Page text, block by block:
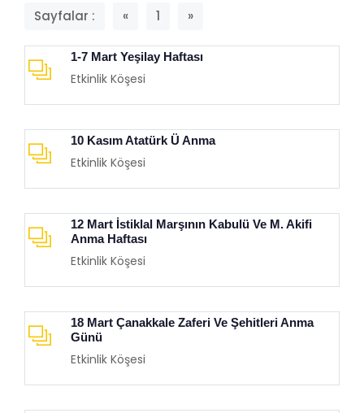
Sayfalar : « 1 »
1-7 Mart Yeşilay Haftası
Etkinlik Köşesi
10 Kasım Atatürk Ü Anma
Etkinlik Köşesi
12 Mart İstiklal Marşının Kabulü Ve M. Akifi
Anma Haftası
Etkinlik Köşesi
18 Mart Çanakkale Zaferi Ve Şehitleri Anma
Günü
Etkinlik Köşesi